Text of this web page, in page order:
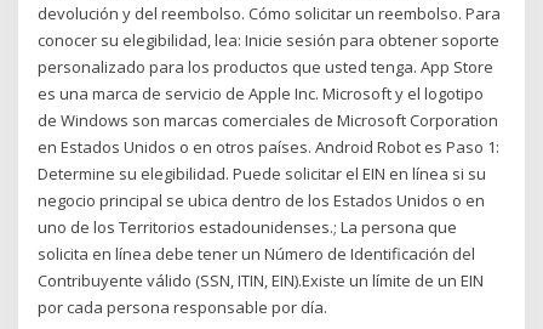
devolución y del reembolso. Cómo solicitar un reembolso. Para
conocer su elegibilidad, lea: Inicie sesión para obtener soporte
personalizado para los productos que usted tenga. App Store
es una marca de servicio de Apple Inc. Microsoft y el logotipo
de Windows son marcas comerciales de Microsoft Corporation
en Estados Unidos o en otros países. Android Robot es Paso 1:
Determine su elegibilidad. Puede solicitar el EIN en línea si su
negocio principal se ubica dentro de los Estados Unidos o en
uno de los Territorios estadounidenses.; La persona que
solicita en línea debe tener un Número de Identificación del
Contribuyente válido (SSN, ITIN, EIN).Existe un límite de un EIN
por cada persona responsable por día.